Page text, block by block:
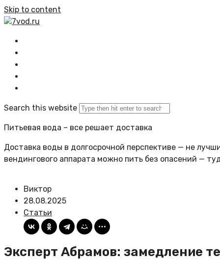
Skip to content
7vod.ru
Search this website
Питьевая вода – все решает доставка
Доставка воды в долгосрочной перспективе — не
вендингового аппарата можно пить без опасений —
Виктор
28.08.2025
Статьи
Эксперт Абрамов: замедление